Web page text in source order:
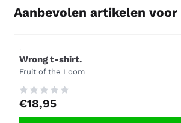
Aanbevolen artikelen voor
.
Wrong t-shirt.
Merk:
Fruit of the Loom
Prijs: 18,95
€18,95